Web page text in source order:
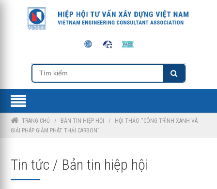
TRANG CHỦ / BẢN TIN HIỆP HỘI /
HỘI THẢO “CÔNG TRÌNH XANH VÀ
GIẢI PHÁP GIẢM PHÁT THẢI CARBON”
Tin tức / Bản tin hiệp hội